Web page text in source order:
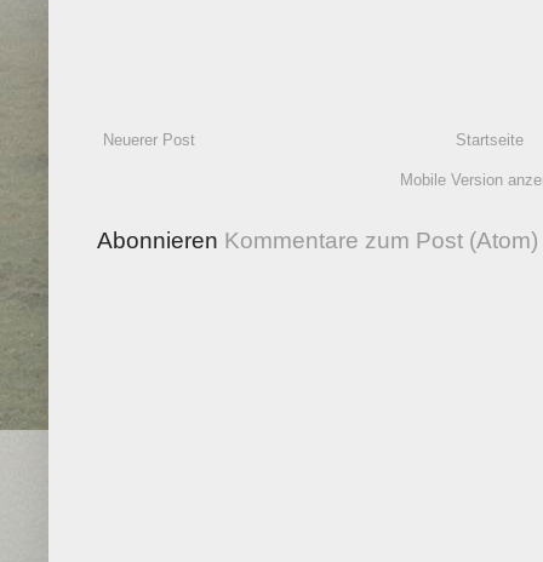
Neuerer Post Startseite
Mobile Version
Abonnieren Kommentare zum Post (Atom)